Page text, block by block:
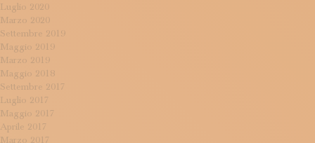
Luglio 2020
Marzo 2020
Settembre 2019
Maggio 2019
Marzo 2019
Maggio 2018
Settembre 2017
Luglio 2017
Maggio 2017
Aprile 2017
Marzo 2017